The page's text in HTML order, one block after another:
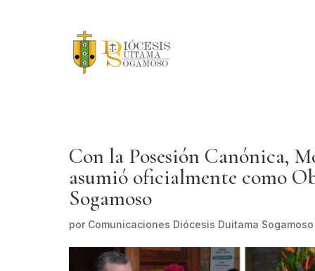
Con la Posesión Canónica,
asumió oficialmente como
Sogamoso
por Comunicaciones Diócesis Duitama Sogamoso